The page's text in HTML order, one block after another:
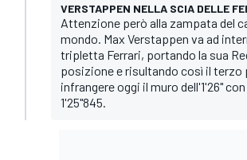
VERSTAPPEN NELLA SCIA DELLE
Attenzione però alla zampata del
mondo. Max Verstappen va ad
tripletta Ferrari, portando la sua
posizione e risultando così il terzo
infrangere oggi il muro dell'1'26"
1'25"845.